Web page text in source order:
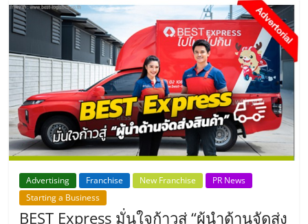
Advertising Franchise New Franchise
PR News
Starting a Business
BEST Express มั่นใจก้าวสู่ “ผู้นำด้านจัดส่ง